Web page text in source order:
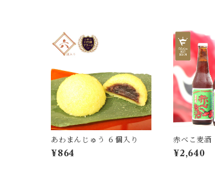
あわまんじゅう ６個入り
¥864
赤べこ麦酒
¥2,640